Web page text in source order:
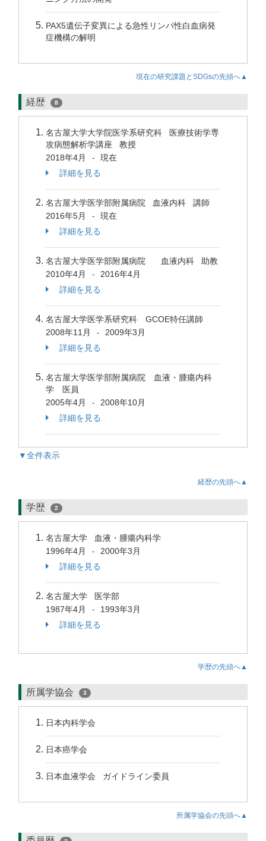
PAX5遺伝子変異による急性リンパ性白血病発
症機構の解明
現在の研究課題とSDGsの先頭へ▲
経歴 8
名古屋大学大学院医学系研究科 医療技術学専
攻病態解析学講座 教授
2018年4月
-
現在
詳細を見る
名古屋大学医学部附属病院 血液内科 講師
2016年5月
-
現在
詳細を見る
名古屋大学医学部附属病院 血液内科 助教
2010年4月
-
2016年4月
詳細を見る
名古屋大学医学系研究科 GCOE特任講師
2008年11月
-
2009年3月
詳細を見る
名古屋大学医学部附属病院 血液・腫瘍内科
学 医員
2005年4月
-
2008年10月
詳細を見る
▼全件表示
経歴の先頭へ▲
学歴 2
名古屋大学 血液・腫瘍内科学
1996年4月
-
2000年3月
詳細を見る
名古屋大学 医学部
1987年4月
-
1993年3月
詳細を見る
学歴の先頭へ▲
所属学協会 3
日本内科学会
日本癌学会
日本血液学会 ガイドライン委員
所属学協会の先頭へ▲